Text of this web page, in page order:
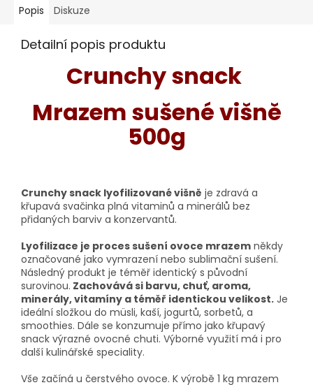
Popis Diskuze
Detailní popis produktu
Crunchy snack
Mrazem sušené višně
500g
Crunchy snack lyofilizované višně je zdravá a
křupavá svačinka plná vitaminů a minerálů bez
přidaných barviv a konzervantů.
Lyofilizace je proces sušení ovoce mrazem někdy
označované jako vymrazení nebo sublimační sušení.
Následný produkt je téměř identický s původní
surovinou. Zachovává si barvu, chuť, aroma,
minerály, vitamíny a téměř identickou velikost. Je
ideální složkou do müsli, kaší, jogurtů, sorbetů, a
smoothies. Dále se konzumuje přímo jako křupavý
snack výrazné ovocné chuti. Výborné využití má i pro
další kulinářské speciality.
Vše začíná u čerstvého ovoce. K výrobě 1 kg mrazem